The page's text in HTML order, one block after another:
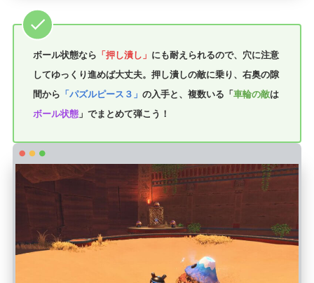
ボール状態なら 「押し潰し」 にも耐えられるので、穴に注意
してゆっくり進めば大丈夫。押し潰しの敵に乗り、右奥の隙
間から 「パズルピース３」 の入手と、複数いる「車輪の敵は
ボール状態」でまとめて弾こう！